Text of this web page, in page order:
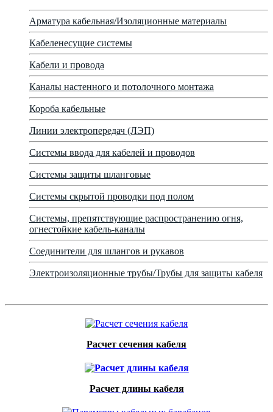
Арматура кабельная/Изоляционные материалы
Кабеленесущие системы
Кабели и провода
Каналы настенного и потолочного монтажа
Короба кабельные
Линии электропередач (ЛЭП)
Системы ввода для кабелей и проводов
Системы защиты шланговые
Системы скрытой проводки под полом
Системы, препятствующие распространению огня,
огнестойкие кабель-каналы
Соединители для шлангов и рукавов
Электроизоляционные трубы/Трубы для защиты кабеля
Расчет сечения кабеля
Расчет длины кабеля